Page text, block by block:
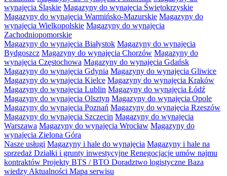
wynajęcia Śląskie Magazyny do wynajęcia Świętokrzyskie
Magazyny do wynajęcia Warmińsko-Mazurskie Magazyny do
wynajęcia Wielkopolskie Magazyny do wynajęcia
Zachodniopomorskie
Magazyny do wynajęcia Białystok Magazyny do wynajęcia
Bydgoszcz Magazyny do wynajęcia Chorzów Magazyny do
wynajęcia Częstochowa Magazyny do wynajęcia Gdańsk
Magazyny do wynajęcia Gdynia Magazyny do wynajęcia Gliwice
Magazyny do wynajęcia Kielce Magazyny do wynajęcia Kraków
Magazyny do wynajęcia Lublin Magazyny do wynajęcia Łódź
Magazyny do wynajęcia Olsztyn Magazyny do wynajęcia Opole
Magazyny do wynajęcia Poznań Magazyny do wynajęcia Rzeszów
Magazyny do wynajęcia Szczecin Magazyny do wynajęcia
Warszawa Magazyny do wynajęcia Wrocław Magazyny do
wynajęcia Zielona Góra
Nasze usługi Magazyny i hale do wynajęcia Magazyny i hale na
sprzedaż Działki i grunty inwestycyjne Renegocjacje umów najmu
kontraktów Projekty BTS / BTO Doradztwo logistyczne Baza
wiedzy Aktualności Mapa serwisu